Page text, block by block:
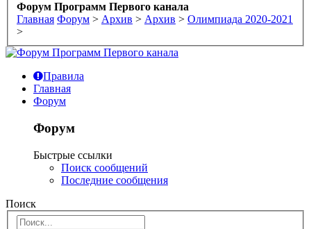
Форум Программ Первого канала
Главная Форум > Архив > Архив > Олимпиада 2020-2021
>
Правила
Главная
Форум
Форум
Быстрые ссылки
Поиск сообщений
Последние сообщения
Поиск